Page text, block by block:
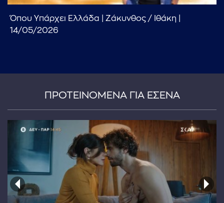
Όπου Υπάρχει Ελλάδα | Ζάκυνθος / Ιθάκη |
14/05/2026
ΠΡΟΤΕΙΝΟΜΕΝΑ ΓΙΑ ΕΣΕΝΑ